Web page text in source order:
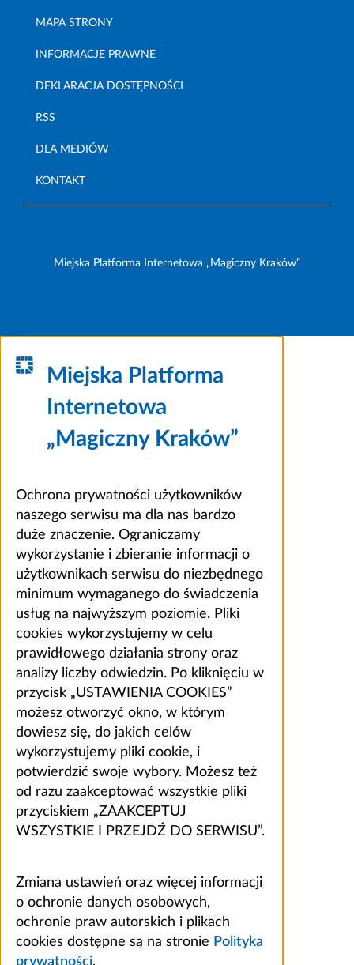
MAPA STRONY
INFORMACJE PRAWNE
DEKLARACJA DOSTĘPNOŚCI
RSS
DLA MEDIÓW
KONTAKT
Miejska Platforma Internetowa „Magiczny Kraków”
Miejska Platforma
Internetowa
„Magiczny Kraków”
Ochrona prywatności użytkowników
naszego serwisu ma dla nas bardzo
duże znaczenie. Ograniczamy
wykorzystanie i zbieranie informacji o
użytkownikach serwisu do niezbędnego
minimum wymaganego do świadczenia
usług na najwyższym poziomie. Pliki
cookies wykorzystujemy w celu
prawidłowego działania strony oraz
analizy liczby odwiedzin. Po kliknięciu w
przycisk „USTAWIENIA COOKIES”
możesz otworzyć okno, w którym
dowiesz się, do jakich celów
wykorzystujemy pliki cookie, i
potwierdzić swoje wybory. Możesz też
od razu zaakceptować wszystkie pliki
przyciskiem „ZAAKCEPTUJ
WSZYSTKIE I PRZEJDŹ DO SERWISU”.
Zmiana ustawień oraz więcej informacji
o ochronie danych osobowych,
ochronie praw autorskich i plikach
cookies dostępne są na stronie Polityka
prywatności.